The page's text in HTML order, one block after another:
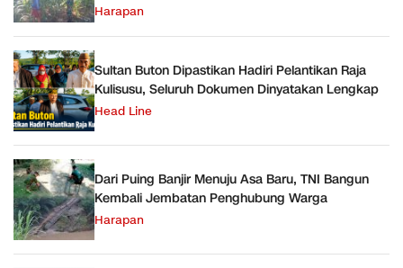
Harapan
Sultan Buton Dipastikan Hadiri Pelantikan Raja
Kulisusu, Seluruh Dokumen Dinyatakan Lengkap
Head Line
Dari Puing Banjir Menuju Asa Baru, TNI Bangun
Kembali Jembatan Penghubung Warga
Harapan